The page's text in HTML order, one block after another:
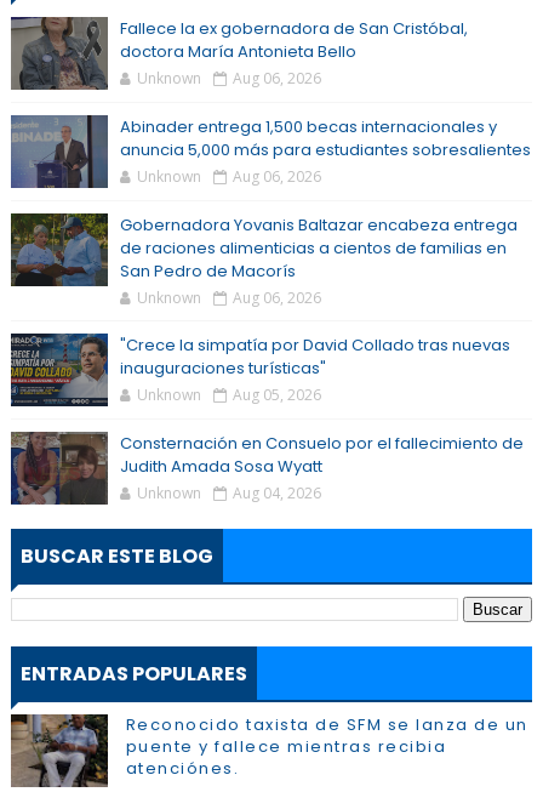
Fallece la ex gobernadora de San Cristóbal,
doctora María Antonieta Bello
Unknown Aug 06, 2026
Abinader entrega 1,500 becas internacionales y
anuncia 5,000 más para estudiantes sobresalientes
Unknown Aug 06, 2026
Gobernadora Yovanis Baltazar encabeza entrega
de raciones alimenticias a cientos de familias en
San Pedro de Macorís
Unknown Aug 06, 2026
"Crece la simpatía por David Collado tras nuevas
inauguraciones turísticas"
Unknown Aug 05, 2026
Consternación en Consuelo por el fallecimiento de
Judith Amada Sosa Wyatt
Unknown Aug 04, 2026
BUSCAR ESTE BLOG
ENTRADAS POPULARES
Reconocido taxista de SFM se lanza de un
puente y fallece mientras recibia
atenciónes.